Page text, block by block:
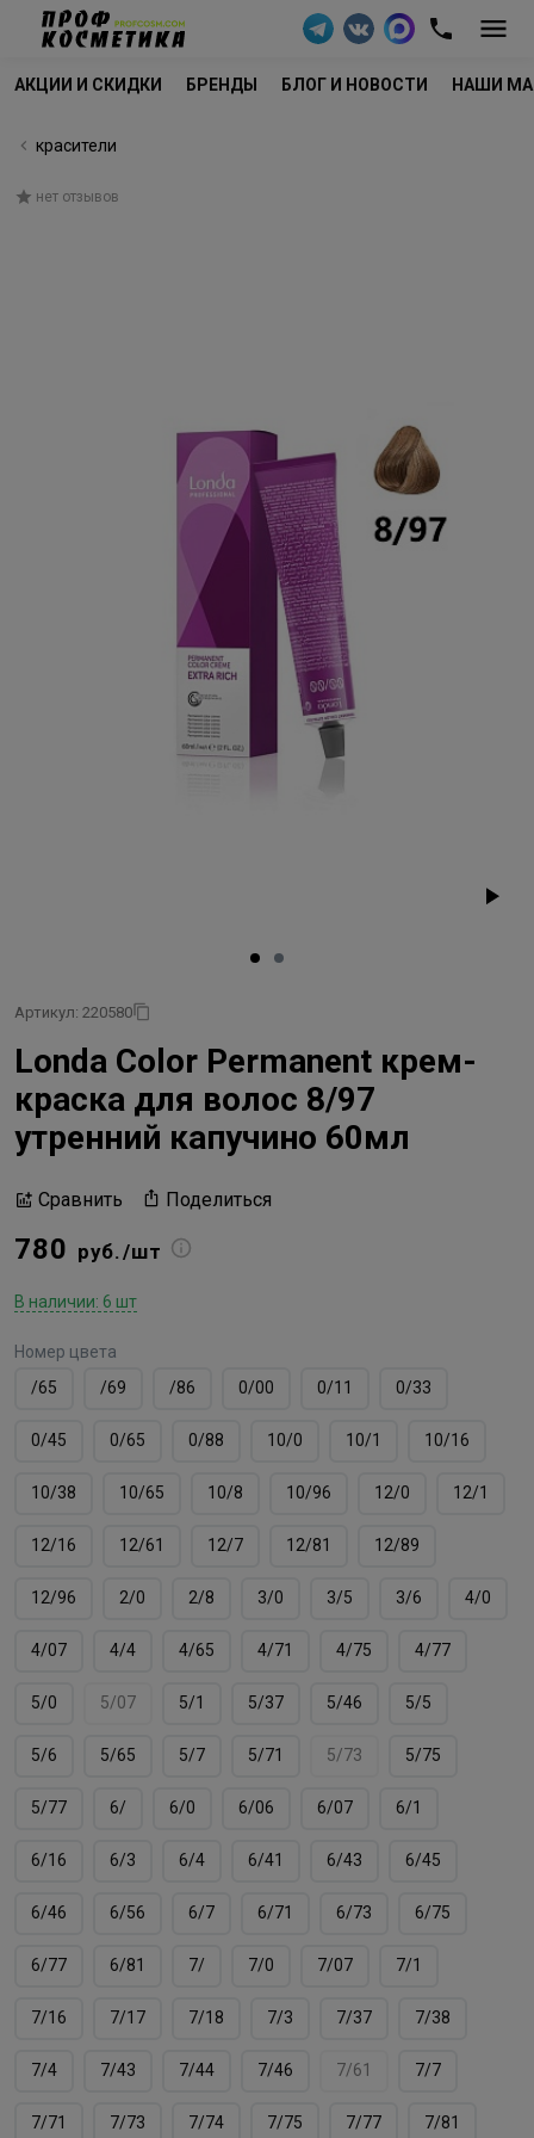
АКЦИИ И СКИДКИ БРЕНДЫ БЛОГ И НОВОСТИ НАШИ
красители
нет отзывов
Артикул: 220580
Londa Color Permanent крем-
краска для волос 8/97
утренний капучино 60мл
Сравнить Поделиться
780 руб./шт
В наличии: 6 шт
Номер цвета
/65
/69 /86 0/00 0/11 0/33
0/45 0/65 0/88 10/0 10/1 10/16
10/38 10/65 10/8 10/96 12/0 12/1
12/16 12/61 12/7 12/81 12/89
12/96 2/0 2/8 3/0 3/5 3/6 4/0
4/07 4/4 4/65 4/71 4/75 4/77
5/0 5/07 5/1 5/37 5/46 5/5
5/6 5/65 5/7 5/71 5/73 5/75
5/77 6/ 6/0 6/06 6/07 6/1
6/16 6/3 6/4 6/41 6/43 6/45
6/46 6/56 6/7 6/71 6/73 6/75
6/77 6/81 7/ 7/0 7/07 7/1
7/16 7/17 7/18 7/3 7/37 7/38
7/4 7/43 7/44 7/46 7/61 7/7
7/71 7/73 7/74 7/75 7/77 7/81